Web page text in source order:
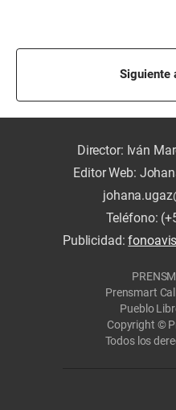
Siguiente
Director: Iván
Editor Web:
Teléfono:
Publicidad:
Prensmart
Pueblo
Copyright ©
Todos los